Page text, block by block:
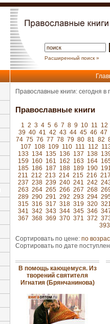
Расширенный поиск »
Православные книги: сегодня
Православные книги
1 2 3 4 5 6 7 8 9 10 11 12
39 40 41 42 43 44 45 46 47
74 75 76 77 78 79 80 81 82
107 108 109 110 111 112
133 134 135 136 137 138
159 160 161 162 163 164
185 186 187 188 189 190
211 212 213 214 215 216
237 238 239 240 241 242
263 264 265 266 267 268
289 290 291 292 293 294
315 316 317 318 319 320
341 342 343 344 345 346
367 368 369 370 371 372
393
Сортировать по цене: по
Сортировать по дате
В помощь кающемуся. Из
творений святителя
Игнатия (Брянчанинова)